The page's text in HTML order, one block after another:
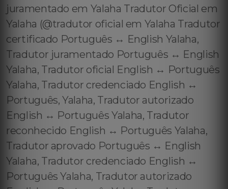
juramentado em Yalaha Tradutor Oficial em
Yalaha (@tradutor oficial em Yalaha Tradutor
certificado Português ↔️ English Yalaha,
Tradutor juramentado Português ↔️ English
Yalaha, Tradutor oficial English ↔️ Português
Yalaha, Tradutor credenciado English ↔️
Português, Yalaha, Tradutor autorizado
English ↔️ Português Yalaha, Tradutor
reconhecido English ↔️ Português Yalaha,
Tradutor aprovado Português ↔️ English
Yalaha, Tradutor credenciado English ↔️
Português Yalaha, Tradutor autorizado